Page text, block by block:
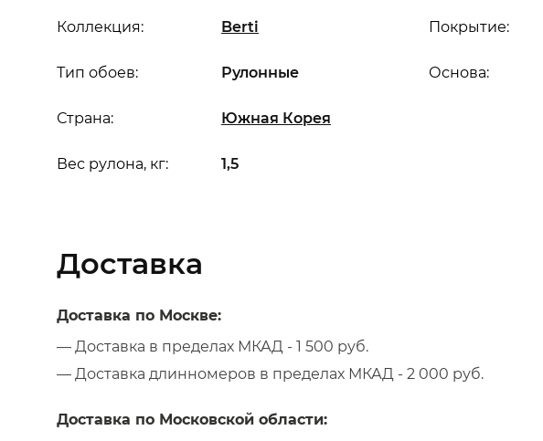
Коллекция: Berti
Вес рулона, кг: 1,5
Основа:
Покрытие:
Страна: Южная Корея
Тип обоев: Рулонные
Доставка
Доставка по Москве:
— Доставка в пределах МКАД - 1 500 руб.
— Доставка длинномеров в пределах МКАД - 2 000 руб.
Доставка по Московской области: